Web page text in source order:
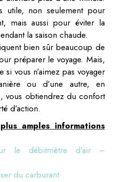
utile, non seulement pour
mais aussi pour éviter la
la saison chaude.
bien sûr beaucoup de
préparer le voyage. Mais,
vous n’aimez pas voyager
ou d’une autre, en
vous obtiendrez du confort
d’action.
amples informations
le débitmètre d’air –
du carburant